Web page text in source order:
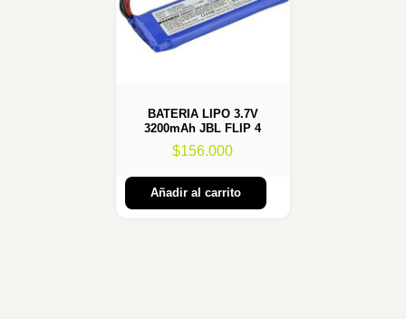
BATERIA LIPO 3.7V
3200mAh JBL FLIP 4
$156.000
Añadir al carrito